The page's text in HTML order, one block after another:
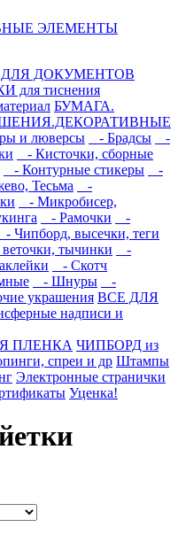
ЭЛЕМЕНТЫ
ДОКУМЕНТОВ
для тиснения
БУМАГА.
и люверсы - Брадсы
-
- Кисточки, сборные
- Контурные стикеры
-
Тесьма
-
- Микробисер,
- Рамочки
-
- Чипборд, высечки, теги
тычинки
-
- Скотч
- Шнуры
-
украшения ВСЕ ДЛЯ
надписи и
ПЛЕНКА ЧИПБОРД из
спреи и др Штампы
Электронные странички
Уценка!